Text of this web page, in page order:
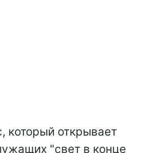
который открывает
"свет в конце